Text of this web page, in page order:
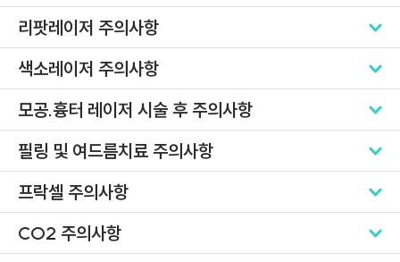
리팟레이저 주의사항
색소레이저 주의사항
모공.흉터 레이저 시술 후 주의사항
필링 및 여드름치료 주의사항
프락셀 주의사항
CO2 주의사항